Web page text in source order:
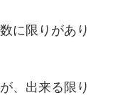
に限りがあり
、出来る限り